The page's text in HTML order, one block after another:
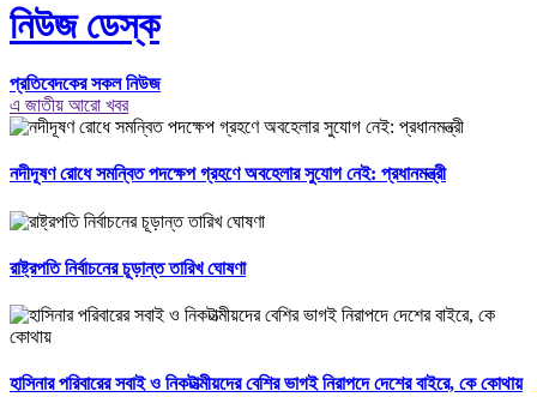
নিউজ ডেস্ক
প্রতিবেদকের সকল নিউজ
এ জাতীয় আরো খবর
নদীদূষণ রোধে সমন্বিত পদক্ষেপ গ্রহণে অবহেলার সুযোগ নেই: প্রধানমন্ত্রী
রাষ্ট্রপতি নির্বাচনের চূড়ান্ত তারিখ ঘোষণা
হাসিনার পরিবারের সবাই ও নিকটাত্মীয়দের বেশির ভাগই নিরাপদে দেশের বাইরে, কে কোথায়